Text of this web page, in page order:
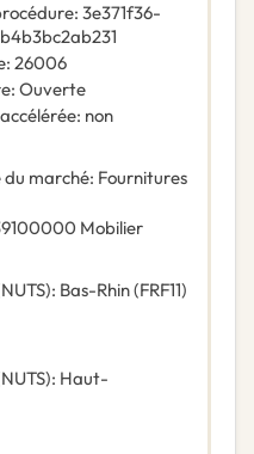
: 3e371f36-
: 26006
: Ouverte
: non
marché: Fournitures
Mobilier
: Bas-Rhin(FRF11)
: Haut-